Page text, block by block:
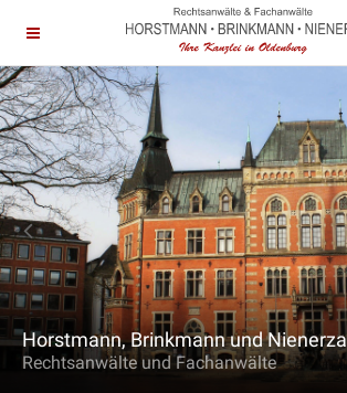
Horstmann, Brinkmann und Nienerza
Rechtsanwälte und Fachanwälte